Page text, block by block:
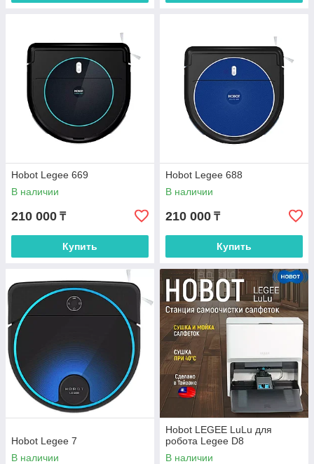
Hobot Legee 669
В наличии
210 000 ₸
Купить
Hobot Legee 688
В наличии
210 000 ₸
Купить
Hobot Legee 7
В наличии
Hobot LEGEE LuLu для
робота Legee D8
В наличии